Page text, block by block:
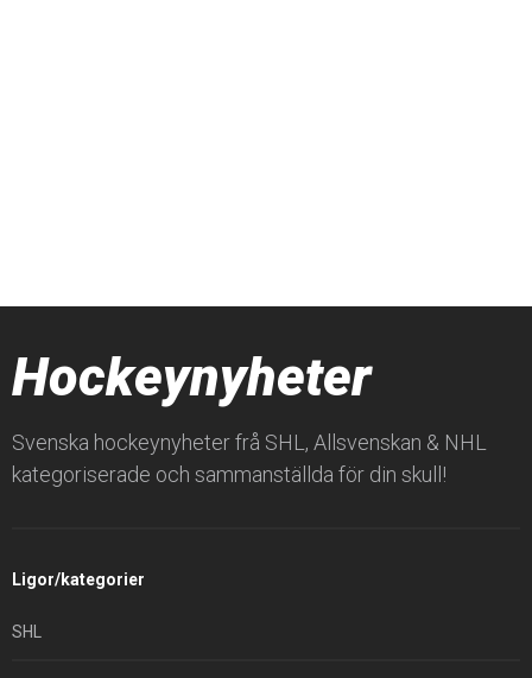
Hockeynyheter
Svenska hockeynyheter frå SHL, Allsvenskan & NHL
kategoriserade och sammanställda för din skull!
Ligor/kategorier
SHL